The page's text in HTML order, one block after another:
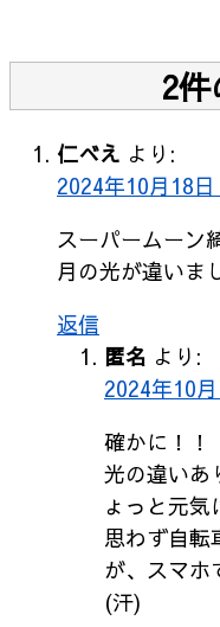
2
仁べえ より:
2024年10月18
スーパームーン
月の光が違いま
返信
匿名 より:
2024年10
確かに！！
光の違いあ
ょっと元
思わず自転
が、スマホ
(汗)